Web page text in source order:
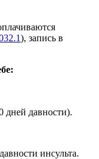
), запись в
дней давности).
инсульта.